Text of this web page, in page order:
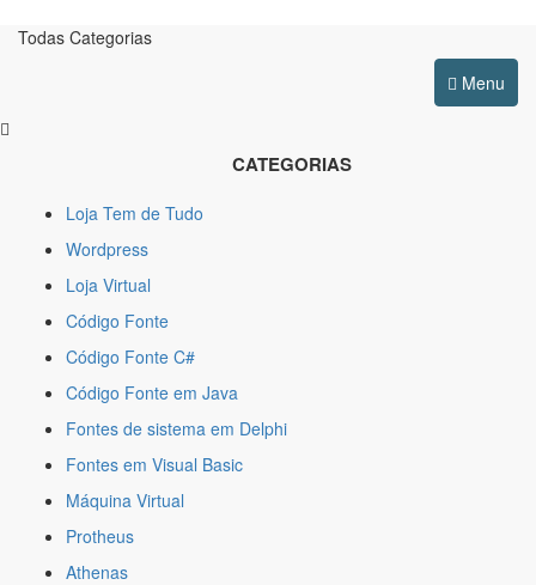
Todas Categorias
Menu
CATEGORIAS
Loja Tem de Tudo
Wordpress
Loja Virtual
Código Fonte
Código Fonte C#
Código Fonte em Java
Fontes de sistema em Delphi
Fontes em Visual Basic
Máquina Virtual
Protheus
Athenas